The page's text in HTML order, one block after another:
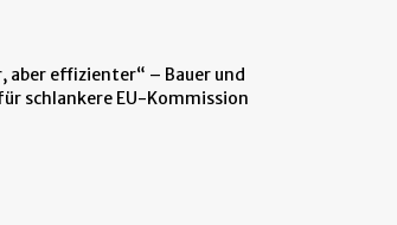
aber effizienter“ – Bauer und
schlankere EU-Kommission